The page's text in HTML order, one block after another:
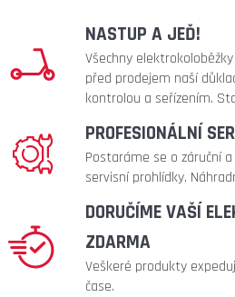
NASTUP A JEĎ!
Všechny
před prodejem naší
kontrolou a seřízením.
PROFESIONÁLNÍ
Postaráme se o záruční
servisní prohlídky.
DORUČÍME VAŠÍ
ZDARMA
Veškeré produkty
čase.